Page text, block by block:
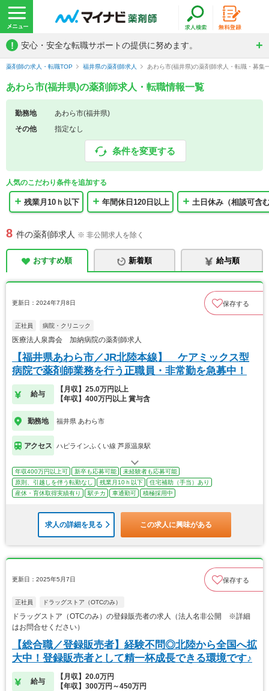
! 安心・安全な転職サポートの提供に努めます。
薬剤師の求人・転職TOP 福井県の薬剤師求人 あわら市(福井県)の薬剤師求人・転職・募集
あわら市(福井県)の薬剤師求人・転職情報一覧
勤務地
あわら市(福井県)
その他
指定なし
条件を変更する
人気のこだわり条件を追加する
残業月10ｈ以下 年間休日120日以上 土日休み（相談可含
8 件の薬剤師求人 ※ 非公開求人を除く
おすすめ順 新着順 給与順
更新日：2024年7月8日 保存する
正社員 病院・クリニック
医療法人泉壽会 加納病院の薬剤師求人
【福井県あわら市／JR北陸本線】 ケアミックス型
病院で薬剤師業務を行う正職員・非常勤を急募中！
給与
【月収】25.0万円以上
【年収】400万円以上 賞与含
勤務地 福井県 あわら市
アクセス ハピラインふくい線 芦原温泉駅
年収400万円以上可 新卒も応募可能
未経験者も応募可能
原則、引越しを伴う転勤なし
残業月10ｈ以下
住宅補助（手当）あり
産休・育休取得実績有り
駅チカ 車通勤可 積極採用中
求人の詳細を見る この求人に興味がある
更新日：2025年5月7日 保存する
正社員 ドラッグストア（OTCのみ）
ドラッグストア（OTCのみ）の登録販売者の求人（法人名非公開 ※詳細
はお問合せください）
【総合職／登録販売者】経験不問◎北陸から全国へ拡
大中！登録販売者として精一杯成長できる環境です♪
給与
【月収】20.0万円
【年収】300万円～450万円